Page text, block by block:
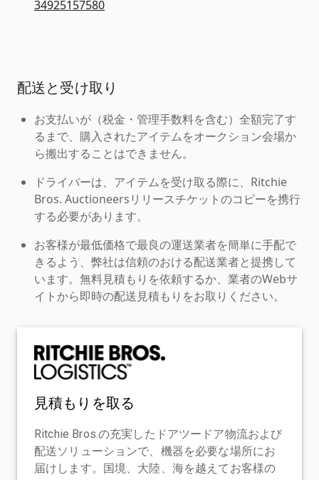
34925157580
配送と受け取り
お支払いが（税金・管理手数料を含む）全額完了す
るまで、購入されたアイテムをオークション会場か
ら搬出することはできません。
ドライバーは、アイテムを受け取る際に、Ritchie
Bros. Auctioneersリリースチケットのコピーを携行
する必要があります。
お客様が最低価格で最良の運送業者を簡単に手配で
きるよう、弊社は信頼のおける配送業者と提携して
います。無料見積もりを依頼するか、業者のWebサ
イトから即時の配送見積もりをお取りください。
見積もりを取る
Ritchie Bros.の充実したドアツードア物流および
配送ソリューションで、機器を必要な場所にお
届けします。国境、大陸、海を越えてお客様の